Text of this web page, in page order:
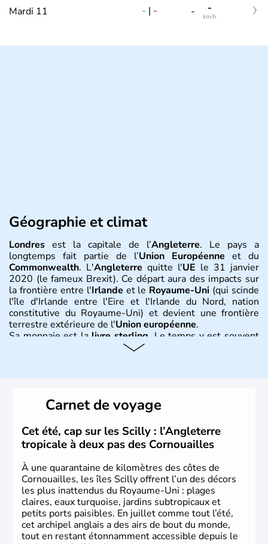
Mardi 11 - | - - -
km/h
Géographie et climat
Londres est la capitale de l’Angleterre. Le pays a
longtemps fait partie de l’Union Européenne et du
Commonwealth. L'Angleterre quitte l'UE le 31 janvier
2020 (le fameux Brexit). Ce départ aura des impacts sur
la frontière entre l'Irlande et le Royaume-Uni (qui scinde
l'île d'Irlande entre l'Eire et l'Irlande du Nord, nation
constitutive du Royaume-Uni) et devient une frontière
terrestre extérieure de l'Union européenne.
Sa monnaie est lalivre sterling . Le temps y est souvent
instable avec de nombreuses précipitations : il s’agit d’un
Histoire et administration
L'Angleterre est l’une des quatre nations constitutives du
Royaume-Uni. Elle est peuplée de plus de 50 millions
d’habitants, les Anglais, et constitue à elle seule, près de
84% de la population de l’ensemble. Le pays s’est créé au
Xème siècle et tient son nom desAngles
germanique installé sur ces terres. Première démocratie
parlementaire au monde, elle doit son développement à
l’essor industriel du XIXème siècle.
Carnet de voyage
Cet été, cap sur les Scilly : l’Angleterre
tropicale à deux pas des Cornouailles
À une quarantaine de kilomètres des côtes de
Cornouailles, les îles Scilly offrent l’un des décors
les plus inattendus du Royaume-Uni : plages
claires, eaux turquoise, jardins subtropicaux et
petits ports paisibles. En juillet comme tout l’été,
cet archipel anglais a des airs de bout du monde,
tout en restant étonnamment accessible depuis le